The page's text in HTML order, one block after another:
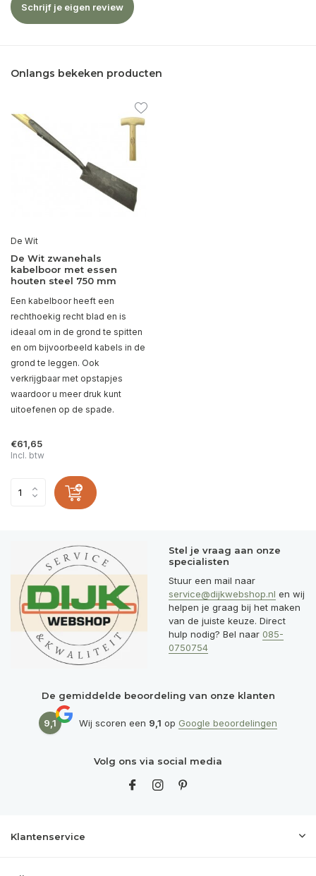
Schrijf je eigen review
Onlangs bekeken producten
De Wit
De Wit zwanehals
kabelboor met essen
houten steel 750 mm
Een kabelboor heeft een
rechthoekig recht blad en is
ideaal om in de grond te spitten
en om bijvoorbeeld kabels in de
grond te leggen. Ook
verkrijgbaar met opstapjes
waardoor u meer druk kunt
uitoefenen op de spade.
€61,65
Incl. btw
Stel je vraag aan onze
specialisten
Stuur een mail naar
service@dijkwebshop.nl en wij
helpen je graag bij het maken
van de juiste keuze. Direct
hulp nodig? Bel naar 085-
0750754
De gemiddelde beoordeling van onze klanten
9,1 Wij scoren een 9,1 op Google beoordelingen
Volg ons via social media
Klantenservice